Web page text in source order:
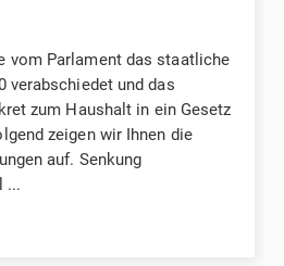
vom Parlament das staatliche
verabschiedet und das
zum Haushalt in ein Gesetz
zeigen wir Ihnen die
auf. Senkung
...